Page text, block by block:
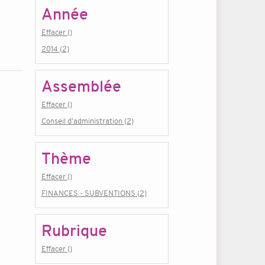
Année
Effacer ()
2014 (2)
Assemblée
Effacer ()
Conseil d'administration (2)
Thème
Effacer ()
FINANCES - SUBVENTIONS (2)
Rubrique
Effacer ()